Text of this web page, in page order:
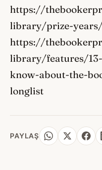
https://
library/prize-
https://
library/features/
know-about-the-
longlist
PAYLAŞ